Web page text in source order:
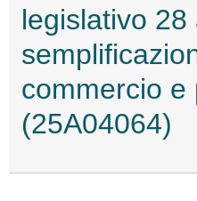
legislativo
commercio e
(25A04064)